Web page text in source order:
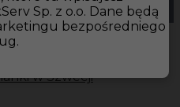
Fårö
w Szwecji
Sp. z o.o. Dane będą
bezpośredniego